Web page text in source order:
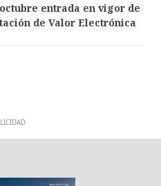
entrada en vigor de
de Valor Electrónica